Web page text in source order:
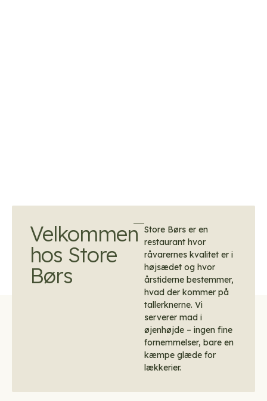
Velkommen
hos Store
Børs
Store Børs er en
restaurant hvor
råvarernes kvalitet er i
højsædet og hvor
årstiderne bestemmer,
hvad der kommer på
tallerknerne. Vi
serverer mad i
øjenhøjde – ingen fine
fornemmelser, bare en
kæmpe glæde for
lækkerier.